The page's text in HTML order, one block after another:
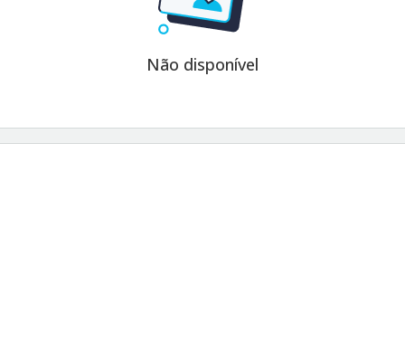
Não disponível